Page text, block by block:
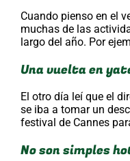
Cuando pienso en el
muchas de las
largo del año. Por
Una vuelta en
El otro día leí que el
se iba a tomar un
festival de Cannes
No son simples